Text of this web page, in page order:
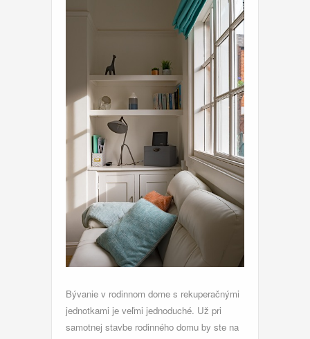
Bývanie v rodinnom dome s rekuperačnými
jednotkami je veľmi jednoduché. Už pri
samotnej stavbe rodinného domu by ste na